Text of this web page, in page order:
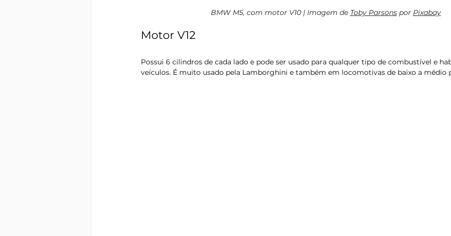
BMW M5, com motor V10 | Imagem de Toby Parsons por Pixabay
Motor V12
Possui 6 cilindros de cada lado e pode ser usado para qualquer tipo de combustível e
veículos. É muito usado pela Lamborghini e também em locomotivas de baixo a médio